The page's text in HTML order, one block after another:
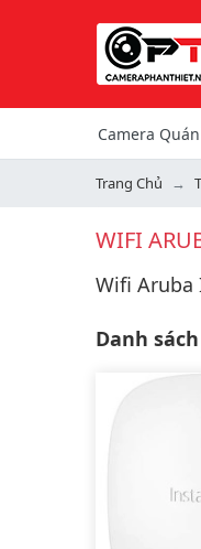
Camera
Trang Chủ
WIFI
Wifi Aruba
Danh